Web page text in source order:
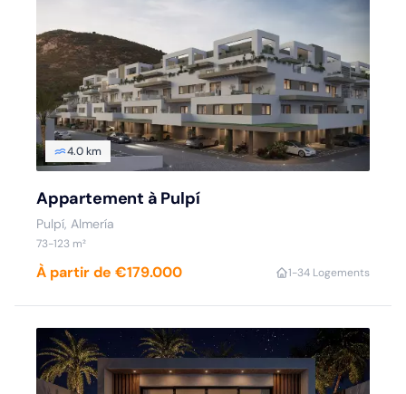
4.0 km
Appartement à Pulpí
Pulpí, Almería
73-123 m²
À partir de €179.000 1-34 Logements